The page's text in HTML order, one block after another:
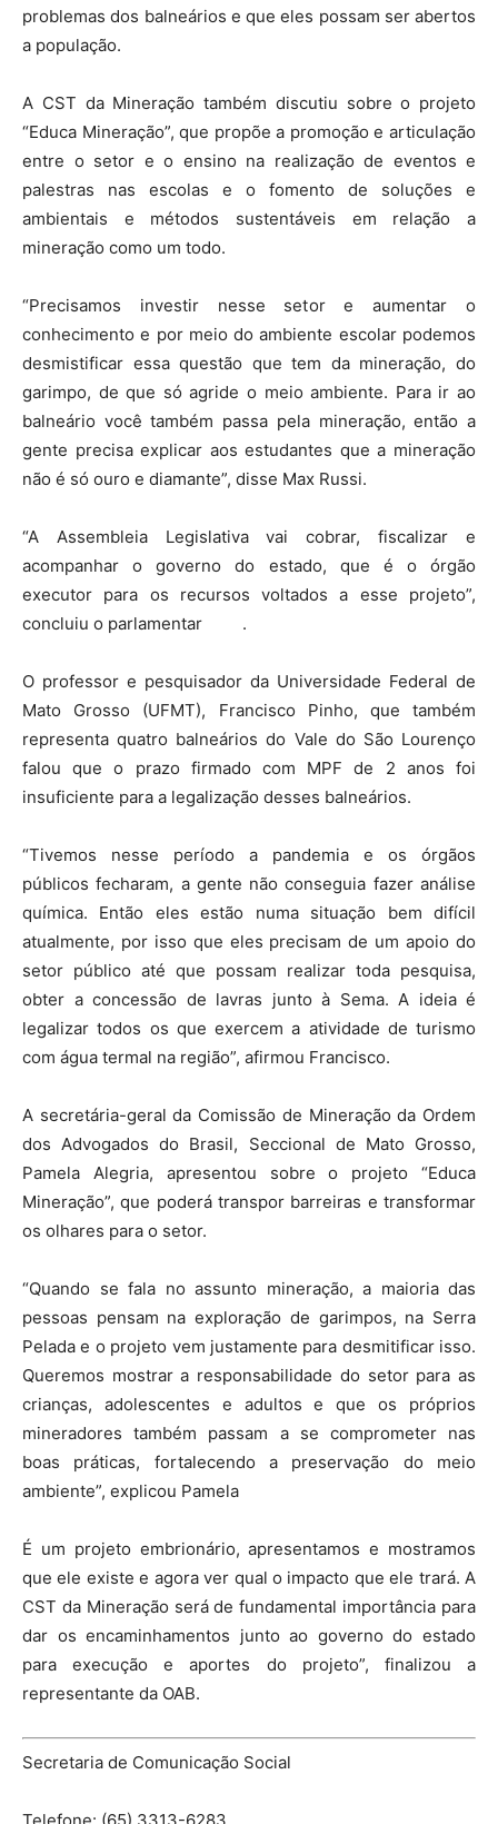
problemas dos balneários e que eles possam ser abertos
a população.
A CST da Mineração também discutiu sobre o projeto
“Educa Mineração”, que propõe a promoção e articulação
entre o setor e o ensino na realização de eventos e
palestras nas escolas e o fomento de soluções e
ambientais e métodos sustentáveis em relação a
mineração como um todo.
“Precisamos investir nesse setor e aumentar o
conhecimento e por meio do ambiente escolar podemos
desmistificar essa questão que tem da mineração, do
garimpo, de que só agride o meio ambiente. Para ir ao
balneário você também passa pela mineração, então a
gente precisa explicar aos estudantes que a mineração
não é só ouro e diamante”, disse Max Russi.
“A Assembleia Legislativa vai cobrar, fiscalizar e
acompanhar o governo do estado, que é o órgão
executor para os recursos voltados a esse projeto”,
concluiu o parlamentar .
O professor e pesquisador da Universidade Federal de
Mato Grosso (UFMT), Francisco Pinho, que também
representa quatro balneários do Vale do São Lourenço
falou que o prazo firmado com MPF de 2 anos foi
insuficiente para a legalização desses balneários.
“Tivemos nesse período a pandemia e os órgãos
públicos fecharam, a gente não conseguia fazer análise
química. Então eles estão numa situação bem difícil
atualmente, por isso que eles precisam de um apoio do
setor público até que possam realizar toda pesquisa,
obter a concessão de lavras junto à Sema. A ideia é
legalizar todos os que exercem a atividade de turismo
com água termal na região”, afirmou Francisco.
A secretária-geral da Comissão de Mineração da Ordem
dos Advogados do Brasil, Seccional de Mato Grosso,
Pamela Alegria, apresentou sobre o projeto “Educa
Mineração”, que poderá transpor barreiras e transformar
os olhares para o setor.
“Quando se fala no assunto mineração, a maioria das
pessoas pensam na exploração de garimpos, na Serra
Pelada e o projeto vem justamente para desmitificar isso.
Queremos mostrar a responsabilidade do setor para as
crianças, adolescentes e adultos e que os próprios
mineradores também passam a se comprometer nas
boas práticas, fortalecendo a preservação do meio
ambiente”, explicou Pamela
É um projeto embrionário, apresentamos e mostramos
que ele existe e agora ver qual o impacto que ele trará. A
CST da Mineração será de fundamental importância para
dar os encaminhamentos junto ao governo do estado
para execução e aportes do projeto”, finalizou a
representante da OAB.
Secretaria de Comunicação Social